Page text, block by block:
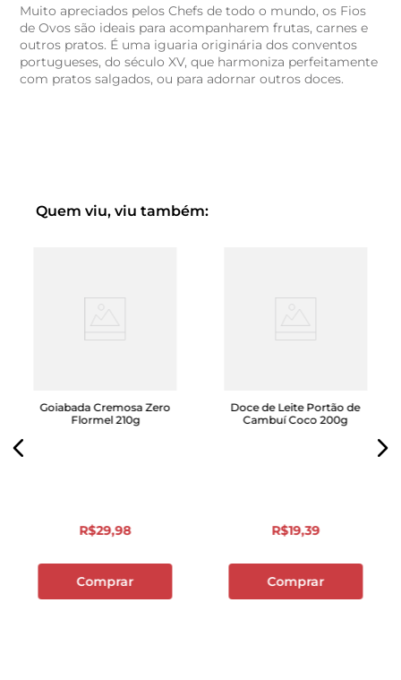
Muito apreciados pelos Chefs de todo o mundo, os Fios
de Ovos são ideais para acompanharem frutas, carnes e
outros pratos. É uma iguaria originária dos conventos
portugueses, do século XV, que harmoniza perfeitamente
com pratos salgados, ou para adornar outros doces.
Quem viu, viu também:
Goiabada Cremosa Zero
Flormel 210g
R$29,98
Comprar
Doce de Leite Portão de
Cambuí Coco 200g
R$19,39
Comprar